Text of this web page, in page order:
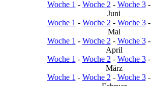
Woche 1 - Woche 2 - Woche 3-
Juni
Woche 1 - Woche 2 - Woche 3-
Mai
Woche 1 - Woche 2 - Woche 3-
April
Woche 1 - Woche 2 - Woche 3-
März
Woche 1 - Woche 2 - Woche 3-